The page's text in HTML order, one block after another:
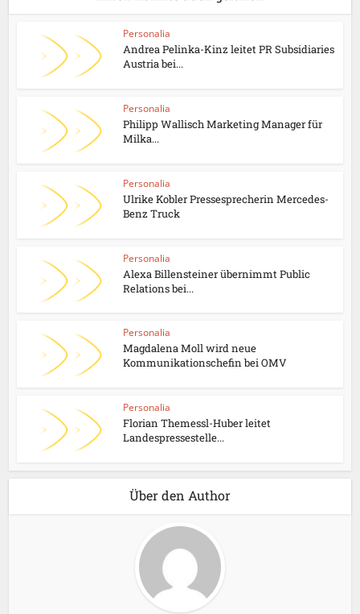
Personalia
Andrea Pelinka-Kinz leitet PR Subsidiaries
Austria bei...
Personalia
Philipp Wallisch Marketing Manager für
Milka...
Personalia
Ulrike Kobler Pressesprecherin Mercedes-
Benz Truck
Personalia
Alexa Billensteiner übernimmt Public
Relations bei...
Personalia
Magdalena Moll wird neue
Kommunikationschefin bei OMV
Personalia
Florian Themessl-Huber leitet
Landespressestelle...
Über den Author